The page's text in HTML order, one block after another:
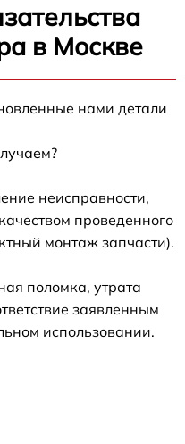
в Москве
нами детали
неисправности,
проведенного
монтаж запчасти).
поломка, утрата
заявленным
использовании.